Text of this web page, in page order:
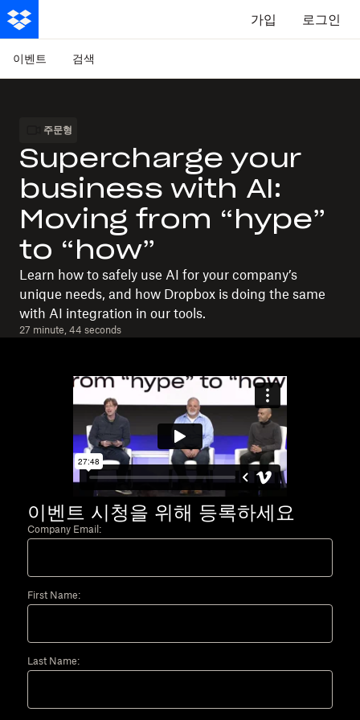
가입 로그인
이벤트 검색
주문형
Supercharge your
business with AI:
Moving from “hype”
to “how”
Learn how to safely use AI for your company’s
unique needs, and how Dropbox is doing the same
with AI integration in our tools.
27 minute, 44 seconds
이벤트 시청을 위해 등록하세요
Company Email:
First Name:
Last Name: